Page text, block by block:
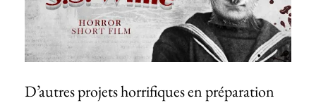
D’autres projets horrifiques en préparation